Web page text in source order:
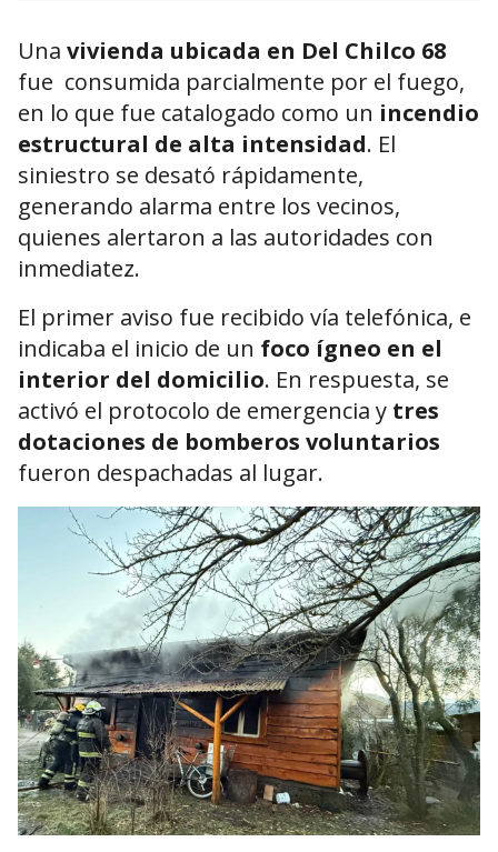
Una vivienda ubicada en Del Chilco 68
fue consumida parcialmente por el fuego,
en lo que fue catalogado como un incendio
estructural de alta intensidad. El
siniestro se desató rápidamente,
generando alarma entre los vecinos,
quienes alertaron a las autoridades con
inmediatez.
El primer aviso fue recibido vía telefónica, e
indicaba el inicio de un foco ígneo en el
interior del domicilio. En respuesta, se
activó el protocolo de emergencia y tres
dotaciones de bomberos voluntarios
fueron despachadas al lugar.